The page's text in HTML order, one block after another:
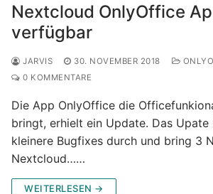
Nextcloud OnlyOffice
verfügbar
JARVIS 30. NOVEMBER 2018
0 KOMMENTARE
Die App OnlyOffice die
bringt, erhielt ein Update. Das Upate
kleinere Bugfixes durch und bring 3
Nextcloud……
WEITERLESEN →